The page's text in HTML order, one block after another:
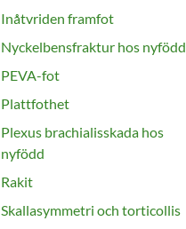
Inåtvriden framfot
Nyckelbensfraktur hos nyfödd
PEVA-fot
Plattfothet
Plexus brachialisskada hos
nyfödd
Rakit
Skallasymmetri och torticollis